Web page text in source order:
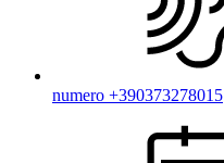
numero +390373278015